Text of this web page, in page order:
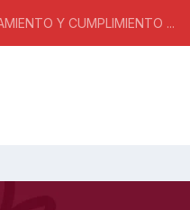
Y CUMPLIMIENTO ...